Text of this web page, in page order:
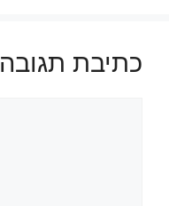
כתיבת תגובה